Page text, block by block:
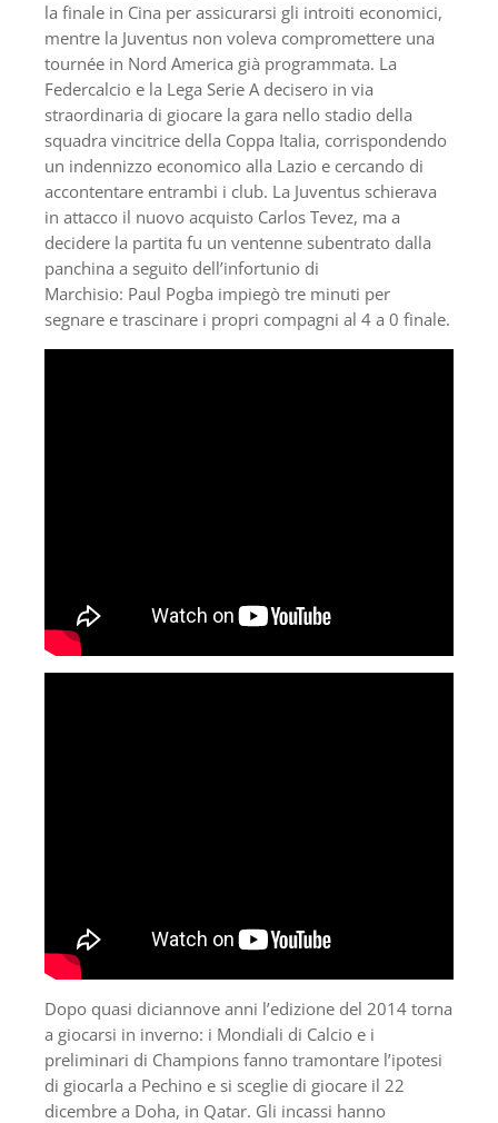
la finale in Cina per assicurarsi gli introiti economici,
mentre la Juventus non voleva compromettere una
tournée in Nord America già programmata. La
Federcalcio e la Lega Serie A decisero in via
straordinaria di giocare la gara nello stadio della
squadra vincitrice della Coppa Italia, corrispondendo
un indennizzo economico alla Lazio e cercando di
accontentare entrambi i club. La Juventus schierava
in attacco il nuovo acquisto Carlos Tevez, ma a
decidere la partita fu un ventenne subentrato dalla
panchina a seguito dell’infortunio di
Marchisio: Paul Pogba impiegò tre minuti per
segnare e trascinare i propri compagni al 4 a 0 finale.
Dopo quasi diciannove anni l’edizione del 2014 torna
a giocarsi in inverno: i Mondiali di Calcio e i
preliminari di Champions fanno tramontare l’ipotesi
di giocarla a Pechino e si sceglie di giocare il 22
dicembre a Doha, in Qatar. Gli incassi hanno